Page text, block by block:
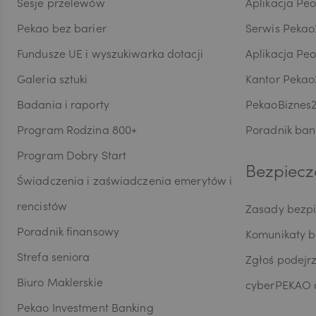
są
w
Sesje przelewów
Pekao bez barier
Fundusze UE i wyszukiwarka dotacji
Galeria sztuki
Badania i raporty
Program Rodzina 800+
Program Dobry Start
Świadczenia i zaświadczenia emerytów i
rencistów
Poradnik finansowy
Strefa seniora
Biuro Maklerskie
Pekao Investment Banking
Aplikacja
Serwis
Aplikacja
Kantor
Poradnik
Zasady
Komunikaty
Zgłoś
cyberPEKAO